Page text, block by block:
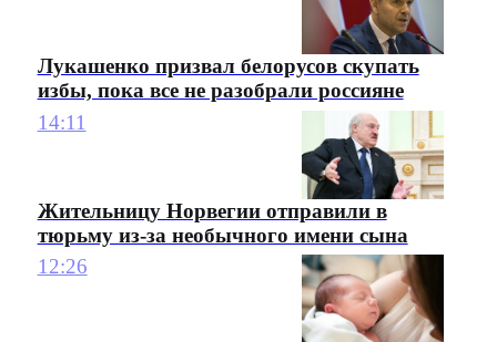
Лукашенко призвал белорусов скупать
избы, пока все не разобрали россияне
14:11
Жительницу Норвегии отправили в
тюрьму из-за необычного имени сына
12:26